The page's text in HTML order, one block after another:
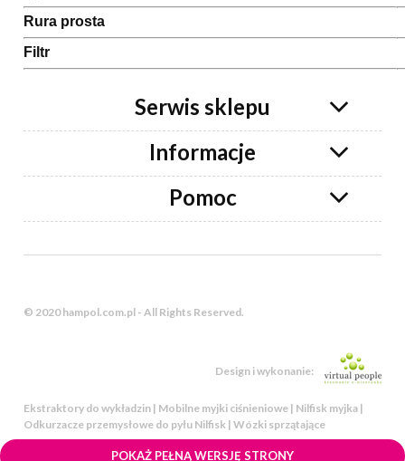
Rura prosta
Filtr
Serwis sklepu
Informacje
Pomoc
© 2020 hampol.com.pl - All Rights Reserved.
Design i wykonanie:
Ekstraktory do wykładzin | Mobilne myjki ciśnieniowe | Nilfisk myjka |
Odkurzacze przemysłowe do pyłu Nilfisk | Wózki sprzątające
POKAŻ PEŁNĄ WERSJĘ STRONY